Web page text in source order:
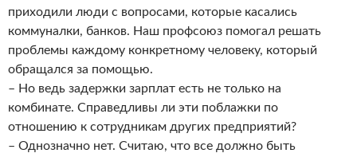
приходили люди с вопросами, которые касались
коммуналки, банков. Наш профсоюз помогал решать
проблемы каждому конкретному человеку, который
обращался за помощью.
– Но ведь задержки зарплат есть не только на
комбинате. Справедливы ли эти поблажки по
отношению к сотрудникам других предприятий?
– Однозначно нет. Считаю, что все должно быть